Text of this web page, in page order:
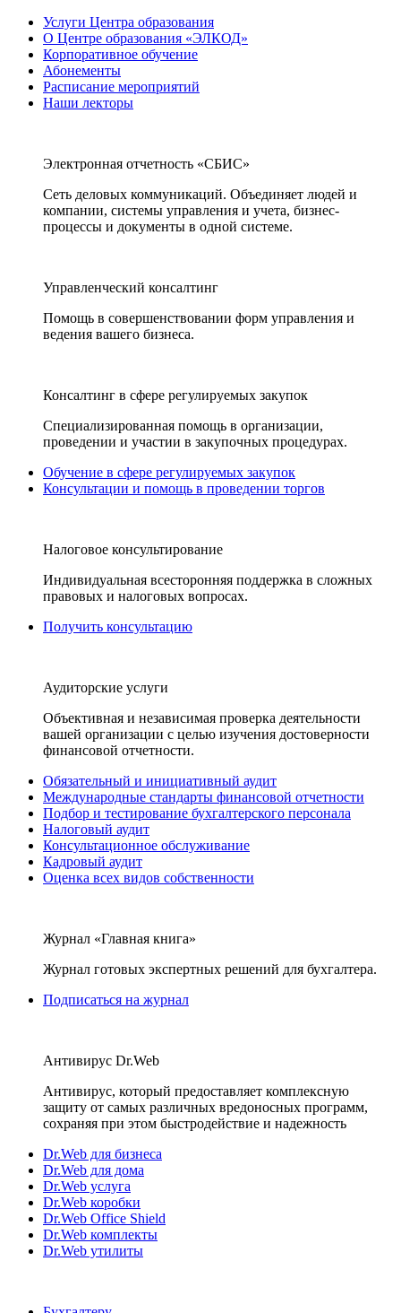
Услуги Центра образования
О Центре образования «ЭЛКОД»
Корпоративное обучение
Абонементы
Расписание мероприятий
Наши лекторы
Электронная отчетность «СБИС»
Сеть деловых коммуникаций. Объединяет людей и
компании, системы управления и учета, бизнес-
процессы и документы в одной системе.
Управленческий консалтинг
Помощь в совершенствовании форм управления и
ведения вашего бизнеса.
Консалтинг в сфере регулируемых закупок
Специализированная помощь в организации,
проведении и участии в закупочных процедурах.
Обучение в сфере регулируемых закупок
Консультации и помощь в проведении торгов
Налоговое консультирование
Индивидуальная всесторонняя поддержка в сложных
правовых и налоговых вопросах.
Получить консультацию
Аудиторские услуги
Объективная и независимая проверка деятельности
вашей организации с целью изучения достоверности
финансовой отчетности.
Обязательный и инициативный аудит
Международные стандарты финансовой отчетности
Подбор и тестирование бухгалтерского персонала
Налоговый аудит
Консультационное обслуживание
Кадровый аудит
Оценка всех видов собственности
Журнал «Главная книга»
Журнал готовых экспертных решений для бухгалтера.
Подписаться на журнал
Антивирус Dr.Web
Антивирус, который предоставляет комплексную
защиту от самых различных вредоносных программ,
сохраняя при этом быстродействие и надежность
Dr.Web для бизнеса
Dr.Web для дома
Dr.Web услуга
Dr.Web коробки
Dr.Web Office Shield
Dr.Web комплекты
Dr.Web утилиты